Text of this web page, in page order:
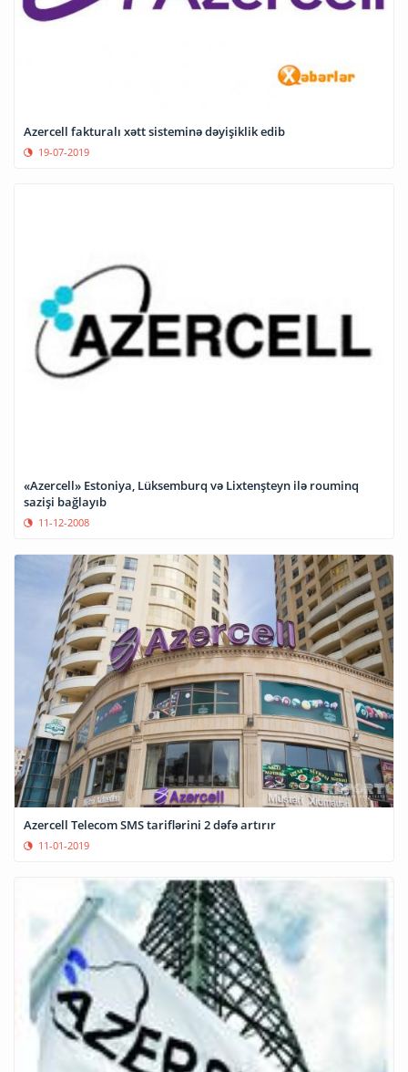
Azercell fakturalı xətt sisteminə dəyişiklik edib
19-07-2019
«Azercell» Estoniya, Lüksemburq və Lixtenşteyn ilə rouminq
sazişi bağlayıb
11-12-2008
Azercell Telecom SMS tariflərini 2 dəfə artırır
11-01-2019